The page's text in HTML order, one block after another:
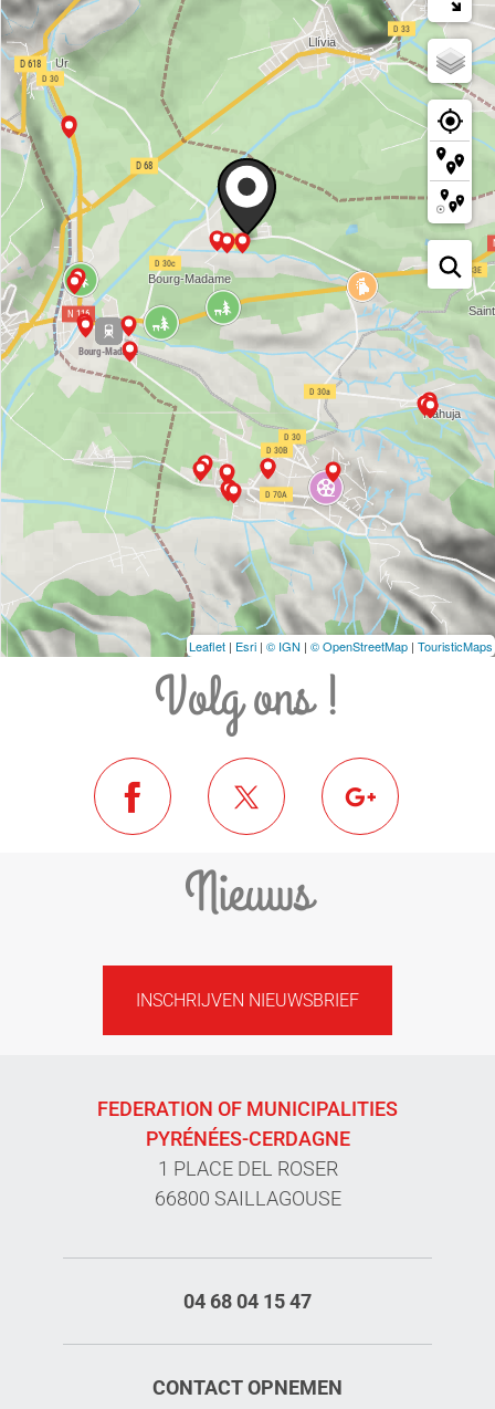
Leaflet | Esri | © IGN | © OpenStreetMap | TouristicMaps
Volg ons !
Nieuws
INSCHRIJVEN NIEUWSBRIEF
FEDERATION OF MUNICIPALITIES
PYRÉNÉES-CERDAGNE
1 PLACE DEL ROSER
66800 SAILLAGOUSE
04 68 04 15 47
CONTACT OPNEMEN